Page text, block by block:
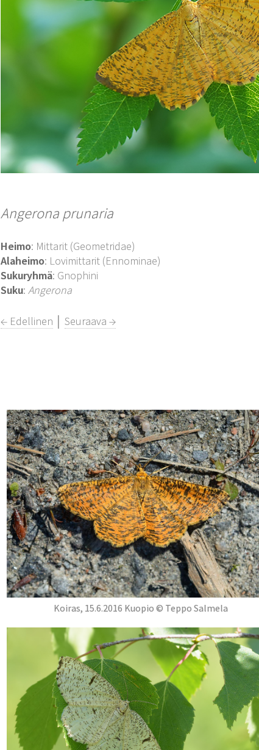
Angerona prunaria
Heimo: Mittarit (Geometridae)
Alaheimo: Lovimittarit (Ennominae)
Sukuryhmä: Gnophini
Suku:Angerona
← Edellinen │Seuraava →
Koiras, 15.6.2016 Kuopio © Teppo Salmela